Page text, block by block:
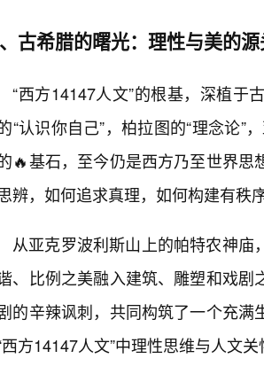
古希腊的曙光：理性与美的
“西方14147人文”的根基，深植于
“认识你自己”，柏拉图的“理念论”
🔥基石，至今仍是西方乃至世界
辨，如何追求真理，如何构建有秩
从亚克罗波利斯山上的帕特农神
、比例之美融入建筑、雕塑和戏
的辛辣讽刺，共同构筑了一个充
西方14147人文”中理性思维与人文